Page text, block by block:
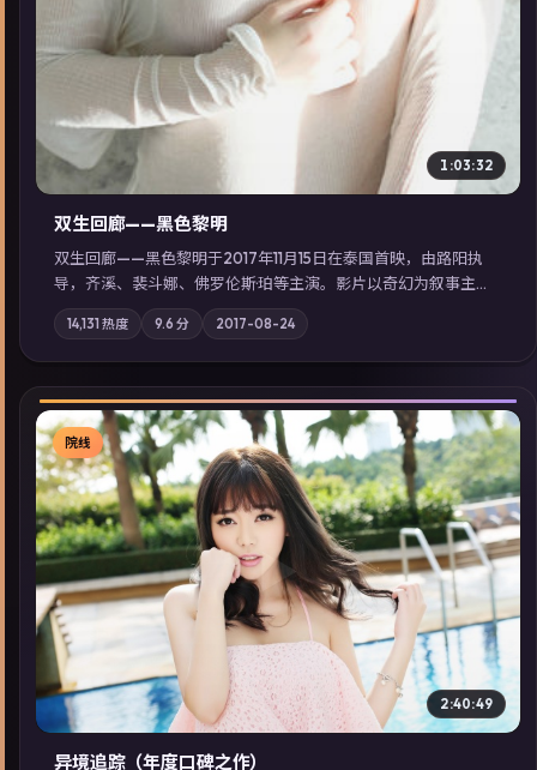
1:03:32
双生回廊——黑色黎明
双生回廊——黑色黎明于2017年11月15日在泰国首映，由路阳执
导，齐溪、裴斗娜、佛罗伦斯·珀等主演。影片以奇幻为叙事主
轴，旧案重提，真相与谎言在同一条时间线上交锋；摄影与配乐
强化地域气质；站内亦可通过「国产免费观看高清电视剧在线
看」延展检索同类型高分佳作，畅享高清在线追剧体验。
14,131 热度 9.6 分 2017-08-24
▶
院线
2:40:49
异境追踪（年度口碑之作）